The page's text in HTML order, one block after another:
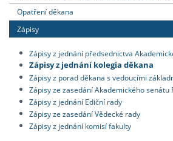
Opatření děkana
Zápisy
Zápisy z jednání předsednictva
Zápisy z jednání kolegia děkana
Zápisy z porad děkana s vedoucími
Zápisy ze zasedání Akademického senátu
Zápisy z jednání Ediční rady
Zápisy ze zasedání Vědecké rady
Zápisy z jednání komisí fakulty